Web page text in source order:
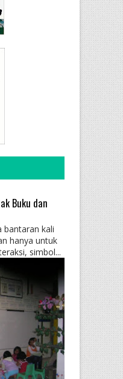
Buku dan
bantaran kali
hanya untuk
simbol...